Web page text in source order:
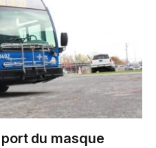
du masque